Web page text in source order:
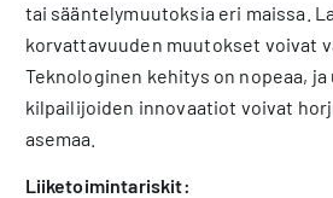
tai sääntelymuutoksia eri maissa.
korvattavuuden muutokset voivat
Teknologinen kehitys on nopeaa,
kilpailijoiden innovaatiot voivat
asemaa.
Liiketoimintariskit: